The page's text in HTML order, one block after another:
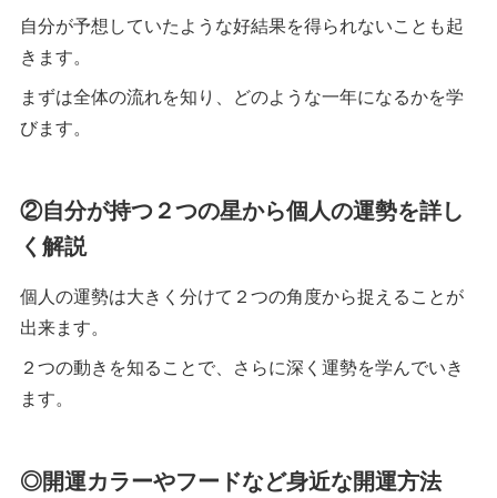
自分が予想していたような好結果を得られないことも起
きます。
まずは全体の流れを知り、どのような一年になるかを学
びます。
②自分が持つ２つの星から個人の運勢を詳し
く解説
個人の運勢は大きく分けて２つの角度から捉えることが
出来ます。
２つの動きを知ることで、さらに深く運勢を学んでいき
ます。
◎開運カラーやフードなど身近な開運方法